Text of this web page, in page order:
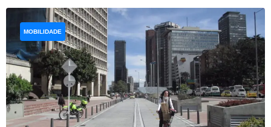
MOBILIDADE